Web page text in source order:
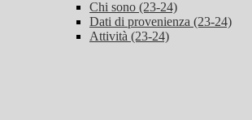
Chi sono (23-24)
Dati di provenienza (23-24)
Attività (23-24)